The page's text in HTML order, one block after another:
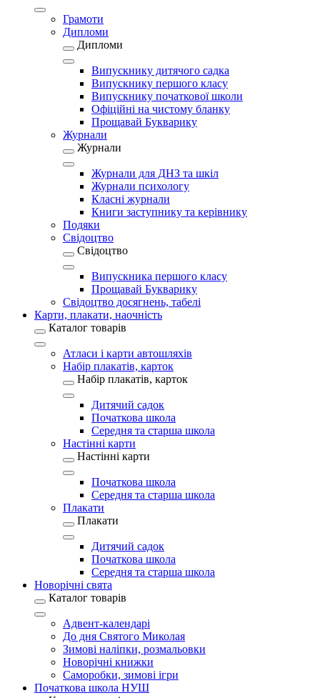
Грамоти
Дипломи
Дипломи
Випускнику дитячого садка
Випускнику першого класу
Випускнику початкової школи
Офіційні на чистому бланку
Прощавай Букварику
Журнали
Журнали
Журнали для ДНЗ та шкіл
Журнали психологу
Класні журнали
Книги заступнику та керівнику
Подяки
Свідоцтво
Свідоцтво
Випускника першого класу
Прощавай Букварику
Свідоцтво досягнень, табелі
Карти, плакати, наочність
Каталог товарів
Атласи і карти автошляхів
Набір плакатів, карток
Набір плакатів, карток
Дитячий садок
Початкова школа
Середня та старша школа
Настінні карти
Настінні карти
Початкова школа
Середня та старша школа
Плакати
Плакати
Дитячий садок
Початкова школа
Середня та старша школа
Новорічні свята
Каталог товарів
Адвент-календарі
До дня Святого Миколая
Зимові наліпки, розмальовки
Новорічні книжки
Саморобки, зимові ігри
Початкова школа НУШ